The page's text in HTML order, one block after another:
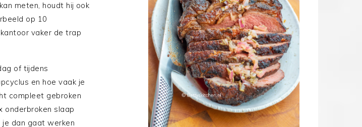
meten, houdt hij ook
op 10
vaker de trap
of tijdens
en hoe vaak je
compleet gebroken
onderbroken slaap
je dan gaat werken